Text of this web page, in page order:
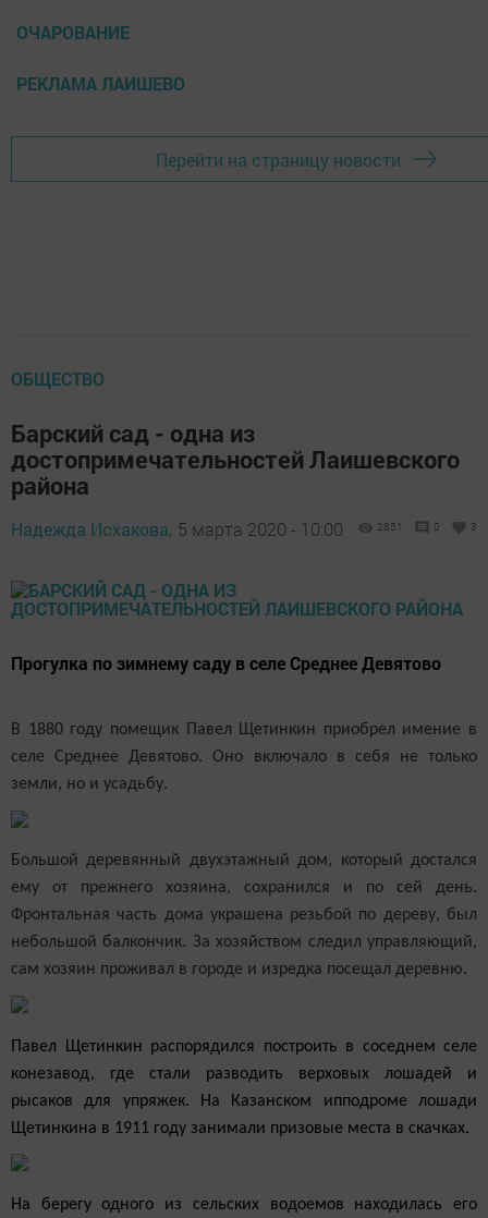
ОЧАРОВАНИЕ
РЕКЛАМА ЛАИШЕВО
Перейти на страницу новости
ОБЩЕСТВО
Барский сад - одна из
достопримечательностей Лаишевского
района
Надежда Исхакова, 5 марта 2020 - 10:00 2851 0 3
Прогулка по зимнему саду в селе Среднее Девятово
В 1880 году помещик Павел Щетинкин приобрел имение в
селе Среднее Девятово. Оно включало в себя не только
земли, но и усадьбу.
Большой деревянный двухэтажный дом, который достался
ему от прежнего хозяина, сохранился и по сей день.
Фронтальная часть дома украшена резьбой по дереву, был
небольшой балкончик. За хозяйством следил управляющий,
сам хозяин проживал в городе и изредка посещал деревню.
Павел Щетинкин распорядился построить в соседнем селе
конезавод, где стали разводить верховых лошадей и
рысаков для упряжек. На Казанском ипподроме лошади
Щетинкина в 1911 году занимали призовые места в скачках.
На берегу одного из сельских водоемов находилась его